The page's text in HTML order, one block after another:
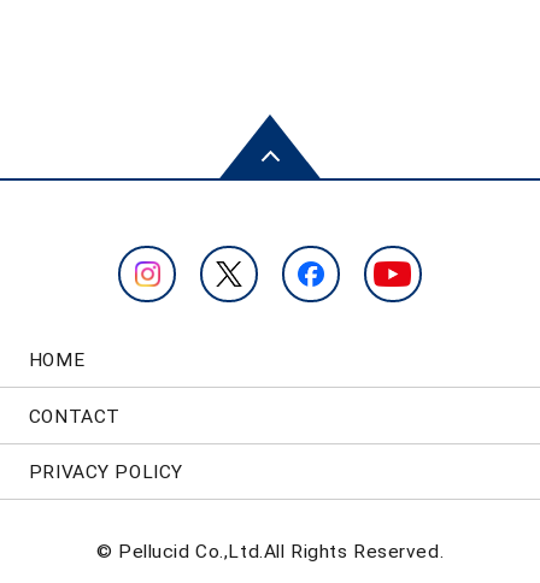
HOME
CONTACT
PRIVACY POLICY
© Pellucid Co.,Ltd.All Rights Reserved.